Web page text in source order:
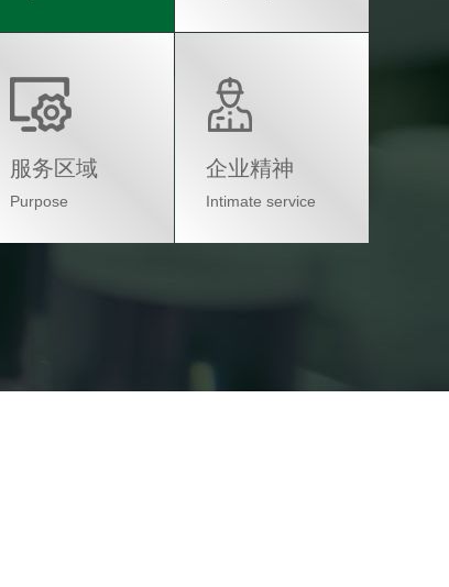
服务区域
Purpose
企业精神
Intimate service